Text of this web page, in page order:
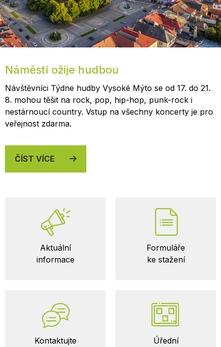
Náměstí ožije hudbou
Návštěvníci Týdne hudby Vysoké Mýto se od 17. do 21.
8. mohou těšit na rock, pop, hip-hop, punk-rock i
nestárnoucí country. Vstup na všechny koncerty je pro
veřejnost zdarma.
ČÍST VÍCE
Důležité
odkazy
Aktuální
informace
Formuláře
ke stažení
Kontaktujte
Úřední